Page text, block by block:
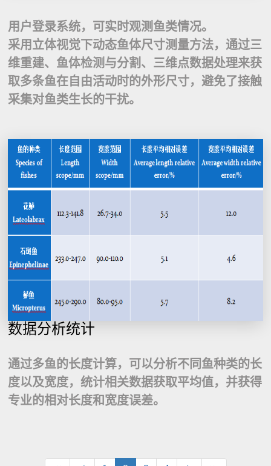
用户登录系统，可实时观测鱼类情况。
采用立体视觉下动态鱼体尺寸测量方法，通过三
维重建、鱼体检测与分割、三维点数据处理来获
取多条鱼在自由活动时的外形尺寸，避免了接触
采集对鱼类生长的干扰。
数据分析统计
通过多鱼的长度计算，可以分析不同鱼种类的长
度以及宽度，统计相关数据获取平均值，并获得
专业的相对长度和宽度误差。